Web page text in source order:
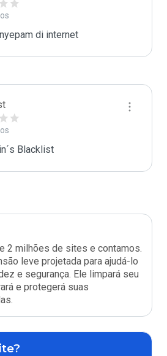
di internet
Blacklist
2 milhões de sites e contamos.
leve projetada para ajudá-lo
e segurança. Ele limpará seu
e protegerá suas